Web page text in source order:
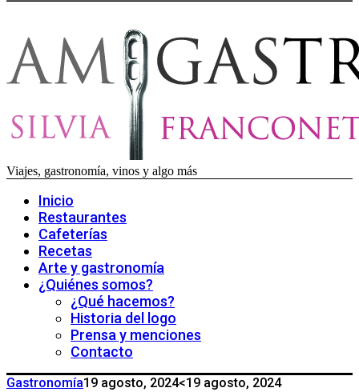
Viajes, gastronomía, vinos y algo más
Inicio
Restaurantes
Cafeterías
Recetas
Arte y gastronomía
¿Quiénes somos?
¿Qué hacemos?
Historia del logo
Prensa y menciones
Contacto
Gastronomía19 agosto, 2024<19 agosto, 2024